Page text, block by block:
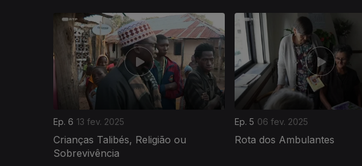
Ep. 6 13 fev. 2025
Crianças Talibés, Religião ou
Sobrevivência
Ep. 5 06 fev. 2025
Rota dos Ambulantes
824909